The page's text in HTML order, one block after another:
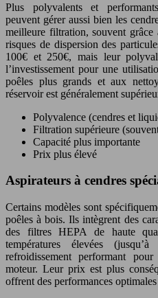
Plus polyvalents et
peuvent gérer aussi bien les
meilleure filtration, souvent
risques de dispersion des
100€ et 250€, mais leur
l’investissement pour une
poêles plus grands et aux
réservoir est généralement
Polyvalence (cendres et
Filtration supérieure
Capacité plus importante
Prix plus élevé
Aspirateurs à cendres
Certains modèles sont
poêles à bois. Ils intègrent des
des filtres HEPA de haute
températures élevées
refroidissement performant
moteur. Leur prix est plus
offrent des performances